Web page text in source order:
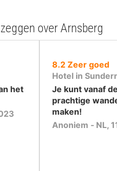
over Arnsberg
het
8.2 uit
10
,
Zeer goed
Hotel in
Je kunt vanaf
prachtige
maken!
Anoniem ‐ NL,